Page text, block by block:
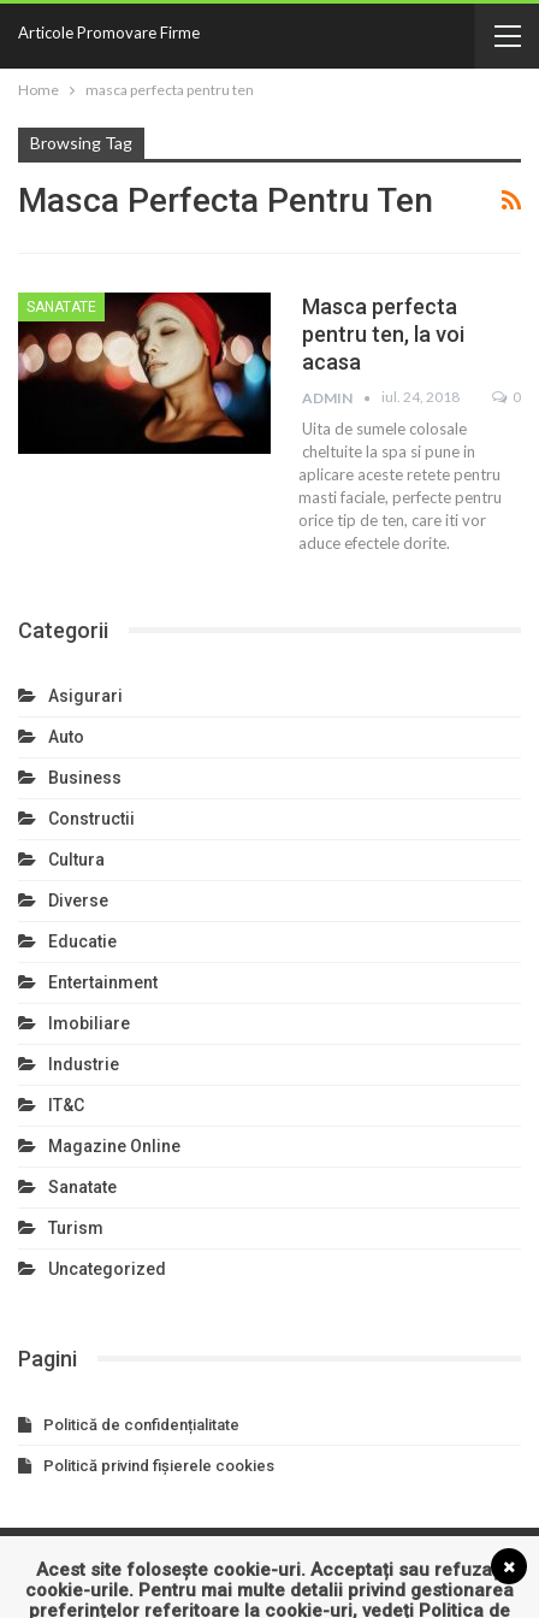
Articole Promovare Firme
Home masca perfecta pentru ten
Browsing Tag
Masca Perfecta Pentru Ten
SANATATE
Masca perfecta
pentru ten, la voi
acasa
ADMIN iul. 24, 2018 0
Uita de sumele colosale
cheltuite la spa si pune in
aplicare aceste retete pentru
masti faciale, perfecte pentru
orice tip de ten, care iti vor
aduce efectele dorite.
Categorii
Asigurari
Auto
Business
Constructii
Cultura
Diverse
Educatie
Entertainment
Imobiliare
Industrie
IT&C
Magazine Online
Sanatate
Turism
Uncategorized
Pagini
Politică de confidențialitate
Politică privind fișierele cookies
Asigurari Auto Business Constructii
Cultura
Acest site folosește cookie-uri. Acceptați sau refuzați
cookie-urile. Pentru mai multe detalii privind gestionarea
preferințelor referitoare la cookie-uri, vedeți Politica de